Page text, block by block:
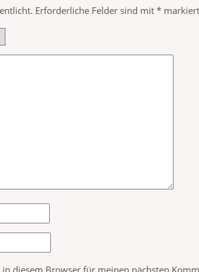
Erforderliche Felder sind mit * markiert
diesem Browser für meinen nächsten